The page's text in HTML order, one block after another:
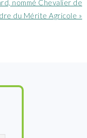
nommé Chevalier de
du Mérite Agricole »